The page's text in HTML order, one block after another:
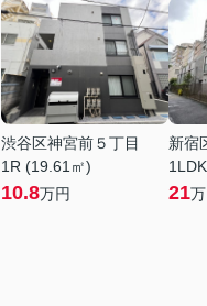
渋谷区神宮前５丁目
1R (19.61㎡)
10.8万円
新宿
21